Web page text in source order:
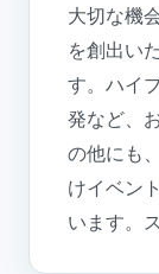
大切な機
を創出い
す。ハイ
発など、
の他にも
けイベン
います。